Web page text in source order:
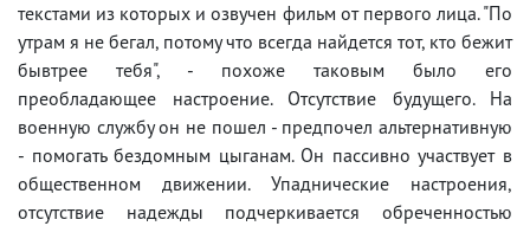
текстами из которых и озвучен фильм от первого лица. "По
утрам я не бегал, потому что всегда найдется тот, кто бежит
бывтрее тебя", - похоже таковым было его
преобладающее настроение. Отсутствие будущего. На
военную службу он не пошел - предпочел альтернативную
- помогать бездомным цыганам. Он пассивно участвует в
общественном движении. Упаднические настроения,
отсутствие надежды подчеркивается обреченностью